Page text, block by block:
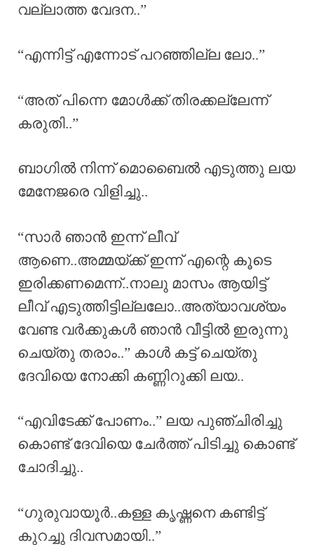
വല്ലാത്ത വേദന..”
“എന്നിട്ട് എന്നോട് പറഞ്ഞില്ല ലോ..”
“അത് പിന്നെ മോൾക്ക് തിരക്കല്ലേന്ന്
കരുതി..”
ബാഗിൽ നിന്ന് മൊബൈൽ എടുത്തു ലയ
മേനേജരെ വിളിച്ചു..
“സാർ ഞാൻ ഇന്ന് ലീവ്
ആണെ..അമ്മയ്ക്ക് ഇന്ന് എന്റെ കൂടെ
ഇരിക്കണമെന്ന്..നാലു മാസം ആയിട്ട്
ലീവ് എടുത്തിട്ടില്ലലോ..അത്യാവശ്യം
വേണ്ട വർക്കുകൾ ഞാൻ വീട്ടിൽ ഇരുന്നു
ചെയ്തു തരാം..” കാൾ കട്ട്‌ ചെയ്തു
ദേവിയെ നോക്കി കണ്ണിറുക്കി ലയ..
“എവിടേക്ക് പോണം..” ലയ പുഞ്ചിരിച്ചു
കൊണ്ട് ദേവിയെ ചേർത്ത് പിടിച്ചു കൊണ്ട്
ചോദിച്ചു..
“ഗുരുവായൂർ..കള്ള കൃഷ്ണനെ കണ്ടിട്ട്
കുറച്ചു ദിവസമായി..”